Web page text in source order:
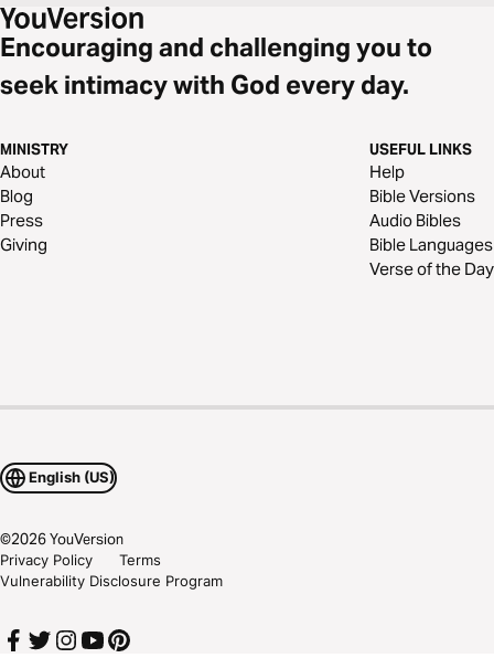
Encouraging and challenging you to
seek intimacy with God every day.
MINISTRY
About
Blog
Press
Giving
USEFUL LINKS
Help
Bible Versions
Audio Bibles
Bible Languages
Verse of the Day
English (US)
©2026YouVersion
Privacy Policy
Terms
Vulnerability Disclosure Program